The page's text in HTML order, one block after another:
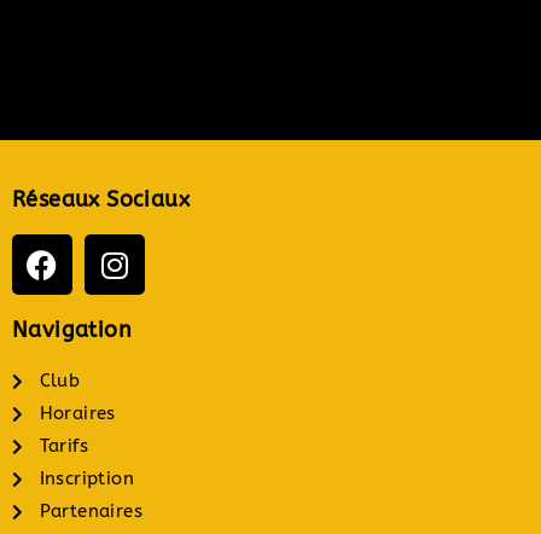
Réseaux Sociaux
Navigation
Club
Horaires
Tarifs
Inscription
Partenaires